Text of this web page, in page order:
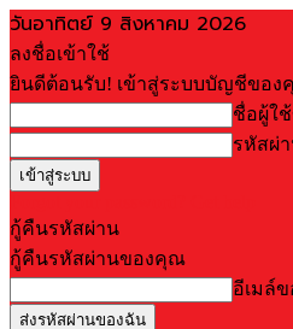
วันอาทิตย์ 9 สิงหาคม 2026
ลงชื่อเข้าใช้
ยินดีต้อนรับ! เข้าสู่ระบบบัญชีของ
ชื่อผู้ใ
รหัสผ่
กู้คืนรหัสผ่าน
กู้คืนรหัสผ่านของคุณ
อีเมล์